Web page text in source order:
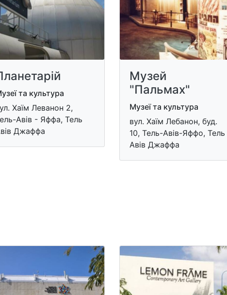
та культура
Хаїм Леванон 2,
Авів - Яффа, Тель
Джаффа
Музей
"Пальмах"
Музеї та культура
вул. Хаїм Лебанон, буд.
10, Тель-Авів-Яффо, Тель
Авів Джаффа